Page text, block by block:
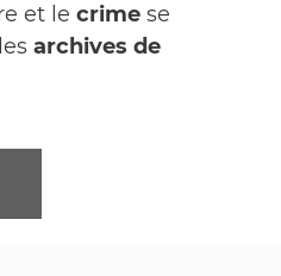
et le crime se
archives de